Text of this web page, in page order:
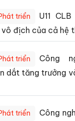
triển
U11
vô địch của cả hệ
triển
Công
dắt tăng trưởng
triển
Công